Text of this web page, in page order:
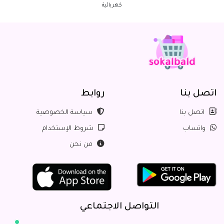
اتصل بنا
اتصل بنا
واتساب
روابط
سياسة الخصوصية
شروط الإستخدام
من نحن
التواصل الاجتماعي